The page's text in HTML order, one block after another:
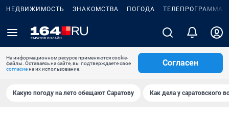
НЕДВИЖИМОСТЬ ЗНАКОМСТВА ПОГОДА ТЕЛЕПРОГРАММА
На информационном ресурсе применяются cookie-
файлы. Оставаясь на сайте, вы подтверждаете свое
согласиена их использование.
Согласен
Какую погоду на лето обещают Саратову Как дела у саратовского